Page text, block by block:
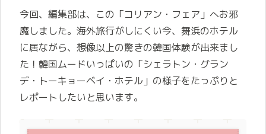
今回、編集部は、この「コリアン・フェア」へお邪
魔しました。海外旅行がしにくい今、舞浜のホテル
に居ながら、想像以上の驚きの韓国体験が出来まし
た！韓国ムードいっぱいの「シェラトン・グラン
デ・トーキョーベイ・ホテル」の様子をたっぷりと
レポートしたいと思います。